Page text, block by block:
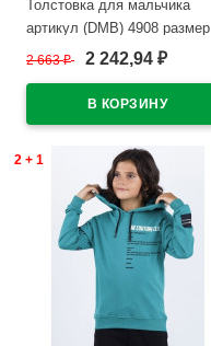
Толстовка для мальчика
артикул (DMB) 4908 размер
32/128-44/164 цвет темно-
2 663₽ 2 242,94 ₽
2 + 1